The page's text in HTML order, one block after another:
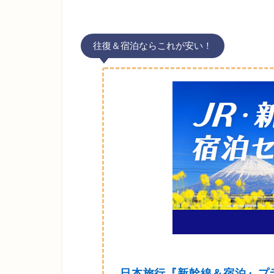
往復＆宿泊ならこれが安い！